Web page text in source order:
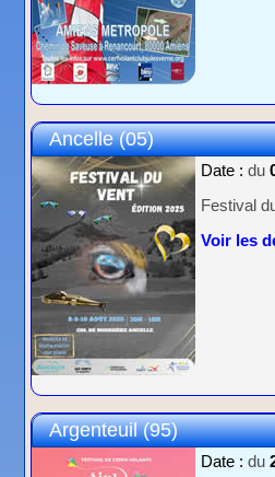
Ancelle (05)
Date : du
Festival
Voir les
Argenteuil (95)
Date : du